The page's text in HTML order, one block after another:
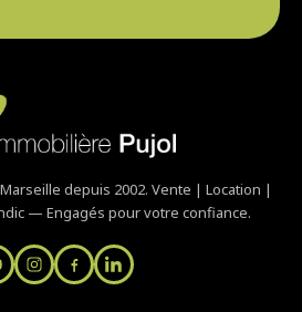
depuis 2002. Vente | Location |
— Engagés pour votre confiance.